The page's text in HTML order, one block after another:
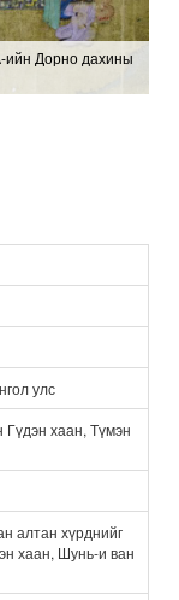
Дорно дахины
улс
хаан, Түмэн
алтан хүрднийг
хаан, Шунь-и ван